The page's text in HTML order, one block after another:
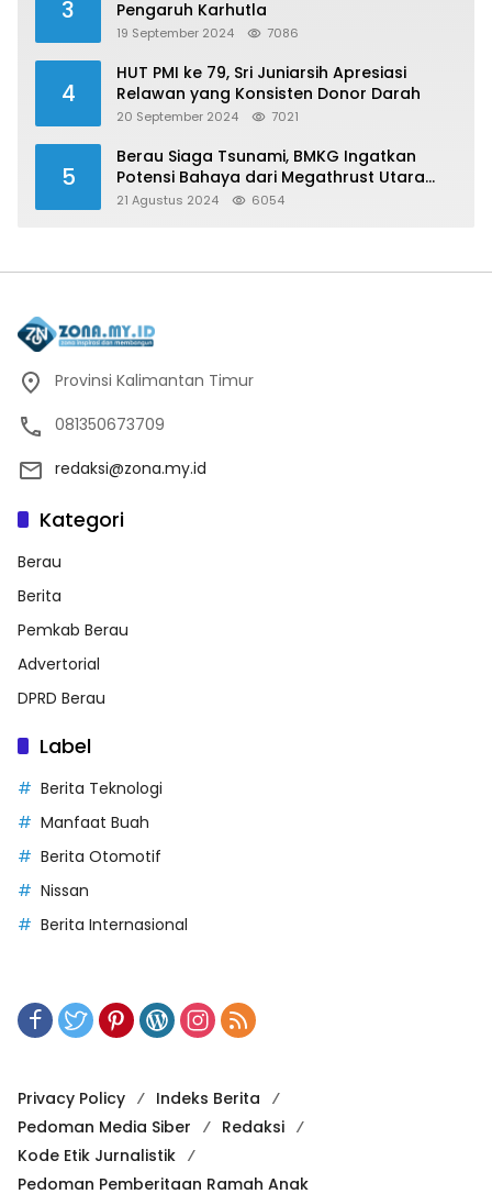
3
Pengaruh Karhutla
19 September 2024 7086
4
HUT PMI ke 79, Sri Juniarsih Apresiasi
Relawan yang Konsisten Donor Darah
20 September 2024 7021
5
Berau Siaga Tsunami, BMKG Ingatkan
Potensi Bahaya dari Megathrust Utara
Sulawesi
21 Agustus 2024 6054
Provinsi Kalimantan Timur
081350673709
redaksi@zona.my.id
Kategori
Berau
Berita
Pemkab Berau
Advertorial
DPRD Berau
Label
Berita Teknologi
Manfaat Buah
Berita Otomotif
Nissan
Berita Internasional
Privacy Policy
Indeks Berita
Pedoman Media Siber
Redaksi
Kode Etik Jurnalistik
Pedoman Pemberitaan Ramah Anak